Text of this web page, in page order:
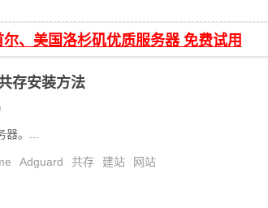
、美国洛杉矶优质服务器 免费试用
存安装方法
。...
Adguard 共存 建站 网站